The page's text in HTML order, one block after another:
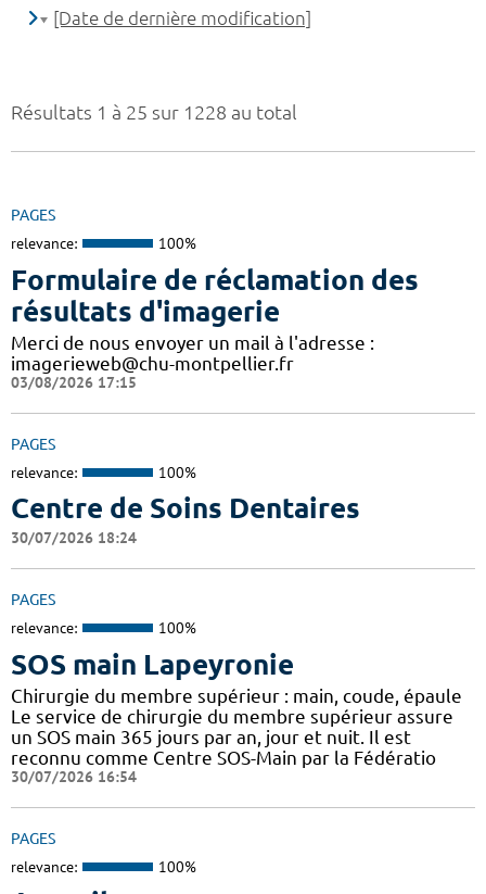
Résultats 1 à 25 sur 1228 au total
PAGES
relevance: 100%
Formulaire de réclamation des
résultats d'imagerie
Merci de nous envoyer un mail à l'adresse :
imagerieweb@chu-montpellier.fr
03/08/2026 17:15
PAGES
relevance: 100%
Centre de Soins Dentaires
30/07/2026 18:24
PAGES
relevance: 100%
SOS main Lapeyronie
Chirurgie du membre supérieur : main, coude, épaule
Le service de chirurgie du membre supérieur assure
un SOS main 365 jours par an, jour et nuit. Il est
reconnu comme Centre SOS-Main par la Fédératio
30/07/2026 16:54
PAGES
relevance: 100%
[Date de dernière modification]